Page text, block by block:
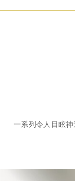
一系列令人目眩神